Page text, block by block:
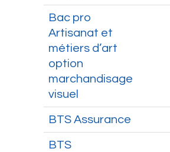
Bac pro
Artisanat et
métiers d’art
option
marchandisage
visuel
BTS Assurance
BTS